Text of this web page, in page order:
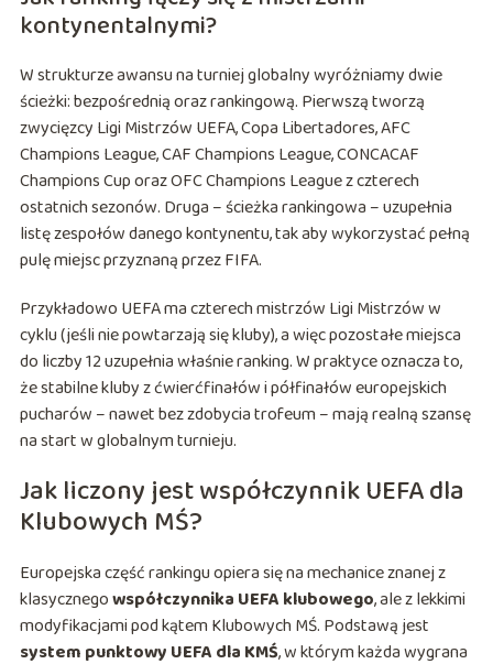
kontynentalnymi?
W strukturze awansu na turniej globalny wyróżniamy dwie
ścieżki: bezpośrednią oraz rankingową. Pierwszą tworzą
zwycięzcy Ligi Mistrzów UEFA, Copa Libertadores, AFC
Champions League, CAF Champions League, CONCACAF
Champions Cup oraz OFC Champions League z czterech
ostatnich sezonów. Druga – ścieżka rankingowa – uzupełnia
listę zespołów danego kontynentu, tak aby wykorzystać pełną
pulę miejsc przyznaną przez FIFA.
Przykładowo UEFA ma czterech mistrzów Ligi Mistrzów w
cyklu (jeśli nie powtarzają się kluby), a więc pozostałe miejsca
do liczby 12 uzupełnia właśnie ranking. W praktyce oznacza to,
że stabilne kluby z ćwierćfinałów i półfinałów europejskich
pucharów – nawet bez zdobycia trofeum – mają realną szansę
na start w globalnym turnieju.
Jak liczony jest współczynnik UEFA dla
Klubowych MŚ?
Europejska część rankingu opiera się na mechanice znanej z
klasycznegowspółczynnika UEFA klubowego, ale z lekkimi
modyfikacjami pod kątem Klubowych MŚ. Podstawą jest
system punktowy UEFA dla KMŚ, w którym każda wygrana